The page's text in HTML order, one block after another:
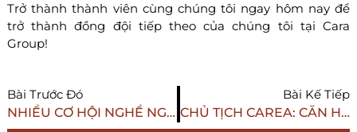
Trở thành thành viên cùng chúng tôi ngay hôm nay để
trở thành đồng đội tiếp theo của chúng tôi tại Cara
Group!
Bài Trước Đó
NHIỀU CƠ HỘI NGHỀ NGHIỆP CHO SINH VIÊN TẠI NGÀY HỘI VIỆC LÀM 2026 – “FROM CAMPUS TO CAREER”
Bài Kế Tiếp
CHỦ TỊCH CAREA: CĂN HỘ CHUNG CƯ LÀ “NGÔI SAO MỚI”TẠI ĐỒNG BẰNG SÔNG CỬU LONG